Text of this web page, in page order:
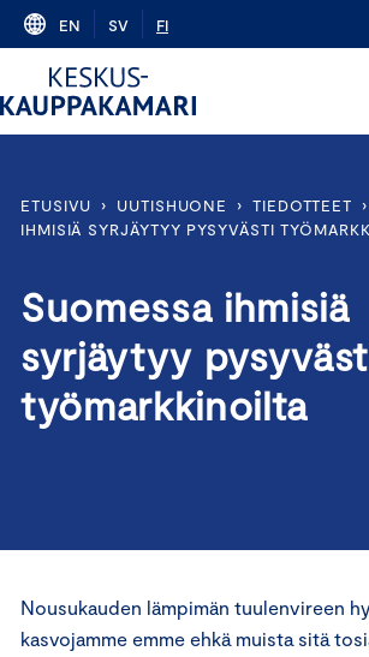
Skip
content
EN SV FI
ETUSIVU › UUTISHUONE › TIEDOTTEET ›
IHMISIÄ SYRJÄYTYY PYSYVÄSTI
Suomessa ihmisiä
syrjäytyy
työmarkkinoilta
Nousukauden lämpimän tuulenvireen
kasvojamme emme ehkä muista sitä